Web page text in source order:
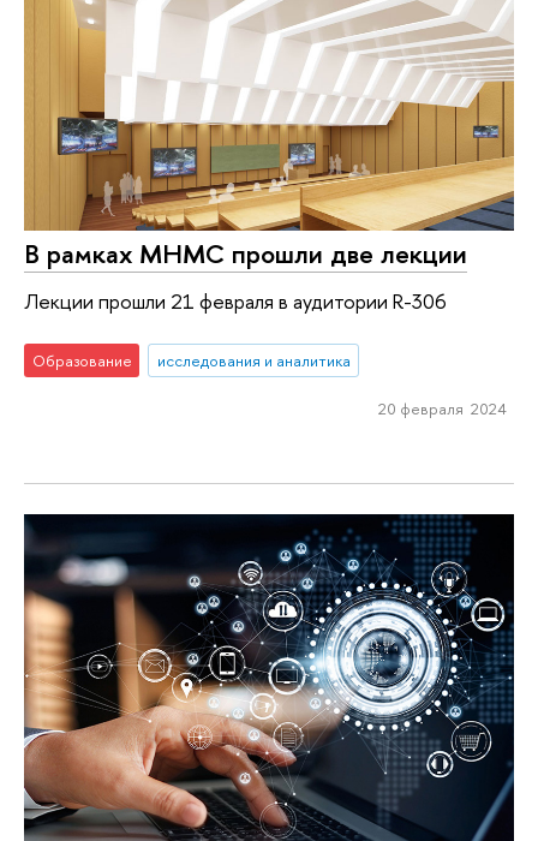
В рамках МНМС прошли две лекции
Лекции прошли 21 февраля в аудитории R-306
Образование исследования и аналитика
20 февраля 2024